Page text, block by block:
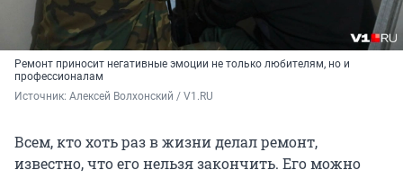
Ремонт приносит негативные эмоции не только любителям, но и
профессионалам
Источник: Алексей Волхонский / V1.RU
Всем, кто хоть раз в жизни делал ремонт,
известно, что его нельзя закончить. Его можно